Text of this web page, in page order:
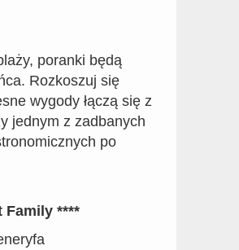
poranki będą
Rozkoszuj się
wygody łączą się z
jednym z zadbanych
po
Family ****